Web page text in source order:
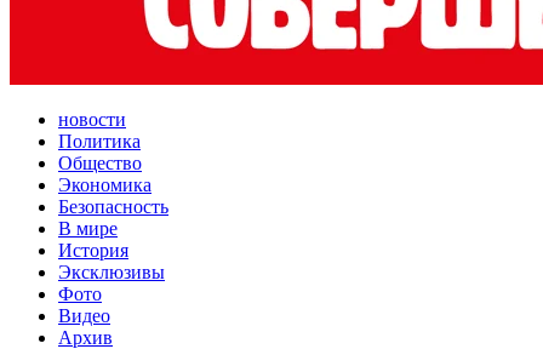
новости
Политика
Общество
Экономика
Безопасность
В мире
История
Эксклюзивы
Фото
Видео
Архив